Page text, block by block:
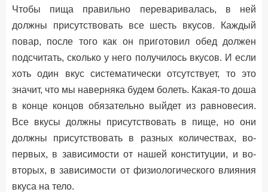
Чтобы пища правильно переваривалась, в ней
должны присутствовать все шесть вкусов. Каждый
повар, после того как он приготовил обед должен
подсчитать, сколько у него получилось вкусов. И если
хоть один вкус систематически отсутствует, то это
значит, что мы наверняка будем болеть. Какая-то доша
в конце концов обязательно выйдет из равновесия.
Все вкусы должны присутствовать в пище, но они
должны присутствовать в разных количествах, во-
первых, в зависимости от нашей конституции, и во-
вторых, в зависимости от физиологического влияния
вкуса на тело.